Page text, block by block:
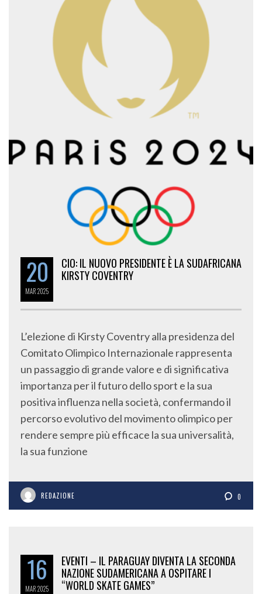
20
MAR2025
CIO: IL NUOVO PRESIDENTE È LA SUDAFRICANA
KIRSTY COVENTRY
L’elezione di Kirsty Coventry alla presidenza del
Comitato Olimpico Internazionale rappresenta
un passaggio di grande valore e di significativa
importanza per il futuro dello sport e la sua
positiva influenza nella società, confermando il
percorso evolutivo del movimento olimpico per
rendere sempre più efficace la sua universalità,
la sua funzione
REDAZIONE 0
16
MAR2025
EVENTI – IL PARAGUAY DIVENTA LA SECONDA
NAZIONE SUDAMERICANA A OSPITARE I
“WORLD SKATE GAMES”